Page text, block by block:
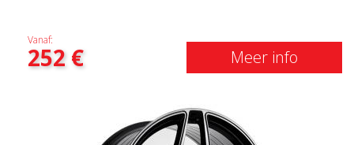
Vanaf:
252€ Meer info